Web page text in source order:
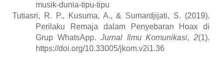
musik-dunia-tipu-tipu
Tutiasri, R. P., Kusuma, A., & Sumardjijati, S. (2019).
Perilaku Remaja dalam Penyebaran Hoax di
Grup WhatsApp. Jurnal Ilmu Komunikasi,2(1).
https://doi.org/10.33005/jkom.v2i1.36